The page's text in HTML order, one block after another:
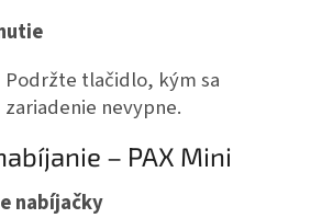
Podržte tlačidlo, kým sa
zariadenie nevypne.
– PAX Mini
nabíjačky